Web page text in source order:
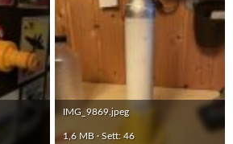
IMG_9869.jpeg
1,6 MB · Sett: 46